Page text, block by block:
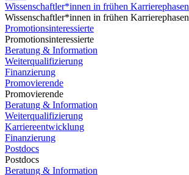
Wissenschaftler*innen in frühen Karrierephasen
Wissenschaftler*innen in frühen Karrierephasen
Promotionsinteressierte
Promotionsinteressierte
Beratung & Information
Weiterqualifizierung
Finanzierung
Promovierende
Promovierende
Beratung & Information
Weiterqualifizierung
Karriereentwicklung
Finanzierung
Postdocs
Postdocs
Beratung & Information